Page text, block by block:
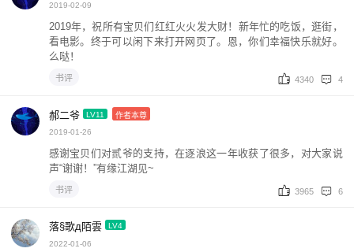
2019-02-09
2019年，祝所有宝贝们红红火火发大财！新年忙的吃饭，逛街，
看电影。终于可以闲下来打开网页了。恩，你们幸福快乐就好。
么哒！
4340 4
书评
郝二爷 LV11
作者本尊
2019-01-26
感谢宝贝们对贰爷的支持，在逐浪这一年收获了很多，对大家说
声“谢谢！”有缘江湖见~
3965 6
书评
落§歌д陌雲 LV4
2022-01-06